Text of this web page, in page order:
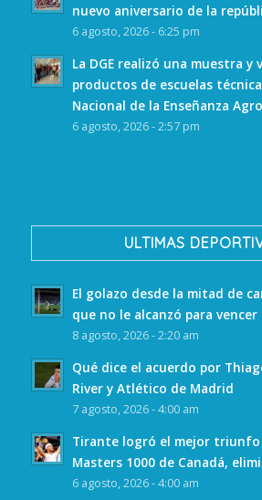
nuevo aniversario de la
6 agosto, 2026 - 6:25 pm
La DGE realizó una muestra y
productos de escuelas
Nacional de la Enseñanza
6 agosto, 2026 - 2:57 pm
ULTIMAS
El golazo desde la mitad de
que no le alcanzó para
8 agosto, 2026 - 2:20 am
Qué dice el acuerdo por
River y Atlético de Madrid
7 agosto, 2026 - 4:00 am
Tirante logró el mejor triunfo
Masters 1000 de Canadá,
6 agosto, 2026 - 4:00 am